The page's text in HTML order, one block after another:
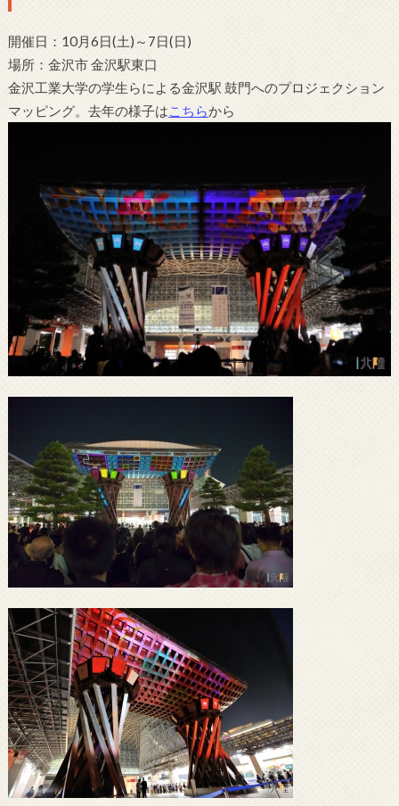
開催日：10月6日(土)～7日(日)
場所：金沢市 金沢駅東口
金沢工業大学の学生らによる金沢駅 鼓門へのプロジェクション
マッピング。去年の様子は こちらから